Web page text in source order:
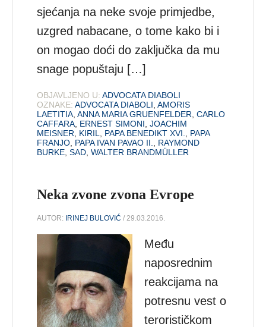
sjećanja na neke svoje primjedbe,
uzgred nabacane, o tome kako bi i
on mogao doći do zaključka da mu
snage popuštaju […]
OBJAVLJENO U: ADVOCATA DIABOLI
OZNAKE: ADVOCATA DIABOLI ,AMORIS
LAETITIA ,ANNA MARIA GRUENFELDER ,CARLO
CAFFARA ERNEST SIMONI ,JOACHIM
MEISNER
KIRIL PAPA BENEDIKT XVI.
PAPA
FRANJO PAPA IVAN PAVAO II.
RAYMOND
BURKE ,SAD ,WALTER BRANDMÜLLER
Neka zvone zvona Evrope
AUTOR: IRINEJ BULOVIĆ / 29.03.2016.
Među
naposrednim
reakcijama na
potresnu vest o
terorističkom